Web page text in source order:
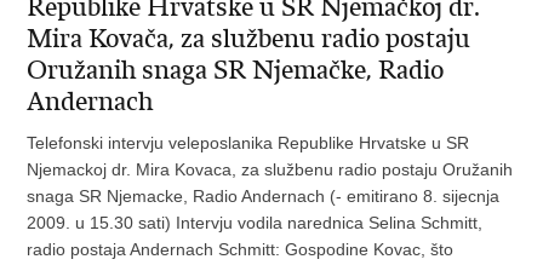
Republike Hrvatske u SR Njemačkoj dr.
Mira Kovača, za službenu radio postaju
Oružanih snaga SR Njemačke, Radio
Andernach
Telefonski intervju veleposlanika Republike Hrvatske u SR
Njemackoj dr. Mira Kovaca, za službenu radio postaju Oružanih
snaga SR Njemacke, Radio Andernach (- emitirano 8. sijecnja
2009. u 15.30 sati) Intervju vodila narednica Selina Schmitt,
radio postaja Andernach Schmitt: Gospodine Kovac, što